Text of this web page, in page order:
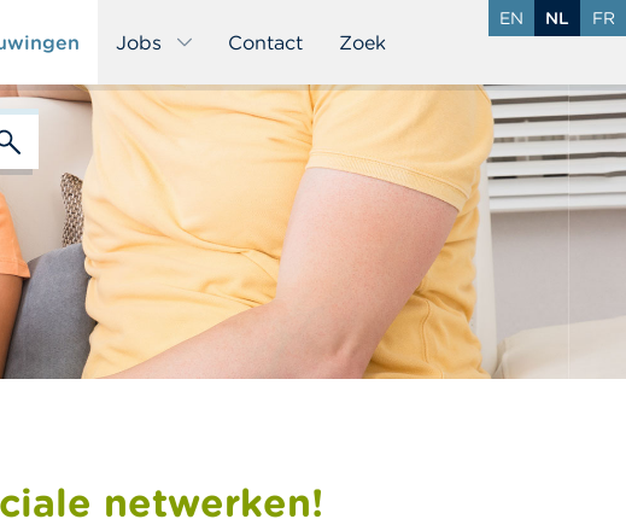
Jobs Contact Zoek
EN NL FR
netwerken!